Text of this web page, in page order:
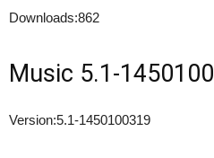
Downloads:862
Music 5.1-
Version:5.1-1450100319